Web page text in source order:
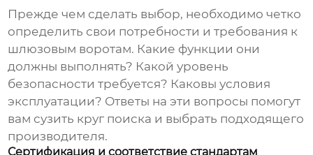
Прежде чем сделать выбор, необходимо четко
определить свои потребности и требования к
шлюзовым воротам. Какие функции они
должны выполнять? Какой уровень
безопасности требуется? Каковы условия
эксплуатации? Ответы на эти вопросы помогут
вам сузить круг поиска и выбрать подходящего
производителя.
Сертификация и соответствие стандартам